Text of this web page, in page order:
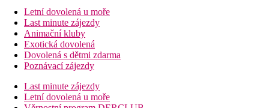
Letní dovolená u moře
Last minute zájezdy
Animační kluby
Exotická dovolená
Dovolená s dětmi zdarma
Poznávací zájezdy
Last minute zájezdy
Letní dovolená u moře